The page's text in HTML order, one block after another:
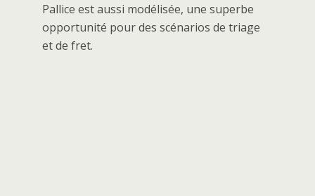
Pallice est aussi modélisée, une superbe
opportunité pour des scénarios de triage
et de fret.